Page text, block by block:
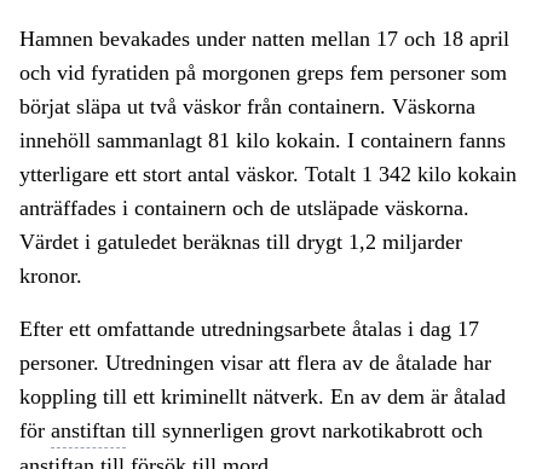
Hamnen bevakades under natten mellan 17 och 18 april
och vid fyratiden på morgonen greps fem personer som
börjat släpa ut två väskor från containern. Väskorna
innehöll sammanlagt 81 kilo kokain. I containern fanns
ytterligare ett stort antal väskor. Totalt 1 342 kilo kokain
anträffades i containern och de utsläpade väskorna.
Värdet i gatuledet beräknas till drygt 1,2 miljarder
kronor.
Efter ett omfattande utredningsarbete åtalas i dag 17
personer. Utredningen visar att flera av de åtalade har
koppling till ett kriminellt nätverk. En av dem är åtalad
för anstiftan till synnerligen grovt narkotikabrott och